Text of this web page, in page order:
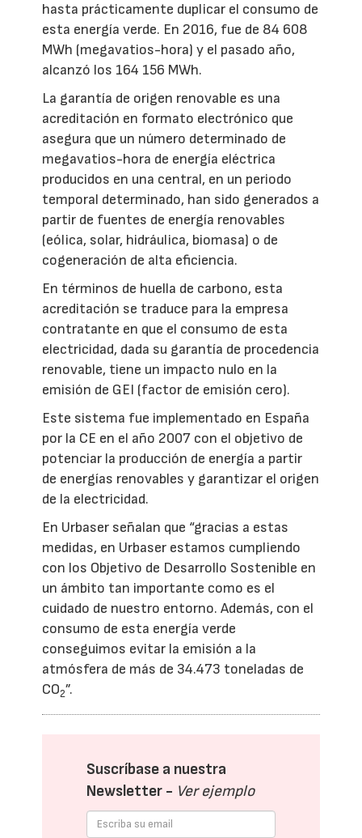
hasta prácticamente duplicar el consumo de
esta energía verde. En 2016, fue de 84 608
MWh (megavatios-hora) y el pasado año,
alcanzó los 164 156 MWh.
La garantía de origen renovable es una
acreditación en formato electrónico que
asegura que un número determinado de
megavatios-hora de energía eléctrica
producidos en una central, en un periodo
temporal determinado, han sido generados a
partir de fuentes de energía renovables
(eólica, solar, hidráulica, biomasa) o de
cogeneración de alta eficiencia.
En términos de huella de carbono, esta
acreditación se traduce para la empresa
contratante en que el consumo de esta
electricidad, dada su garantía de procedencia
renovable, tiene un impacto nulo en la
emisión de GEI (factor de emisión cero).
Este sistema fue implementado en España
por la CE en el año 2007 con el objetivo de
potenciar la producción de energía a partir
de energías renovables y garantizar el origen
de la electricidad.
En Urbaser señalan que “gracias a estas
medidas, en Urbaser estamos cumpliendo
con los Objetivo de Desarrollo Sostenible en
un ámbito tan importante como es el
cuidado de nuestro entorno. Además, con el
consumo de esta energía verde
conseguimos evitar la emisión a la
atmósfera de más de 34.473 toneladas de
CO2”.
Suscríbase a nuestra
Newsletter - Ver ejemplo